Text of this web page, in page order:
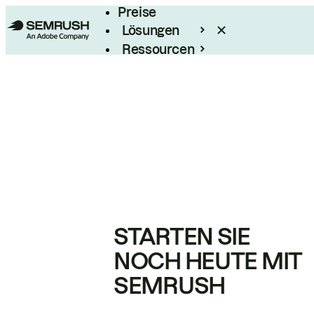
Preise
Lösungen
Ressourcen
STARTEN SIE
NOCH HEUTE MIT
SEMRUSH